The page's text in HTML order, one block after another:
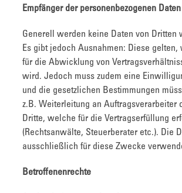
Empfänger der personenbezogenen Daten
Generell werden keine Daten von Dritten
Es gibt jedoch Ausnahmen: Diese gelten,
für die Abwicklung von
wird. Jedoch muss zudem eine
und die gesetzlichen Bestimmungen
z.B. Weiterleitung an Auftragsverarbeiter
Dritte, welche für die Vertragserfüllung
(Rechtsanwälte, Steuerberater etc.). Die
ausschließlich für diese Zwecke
Betroffenenrechte